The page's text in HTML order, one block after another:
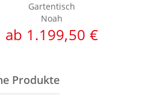
Gartentisch
Noah
ab 1.199,50 €